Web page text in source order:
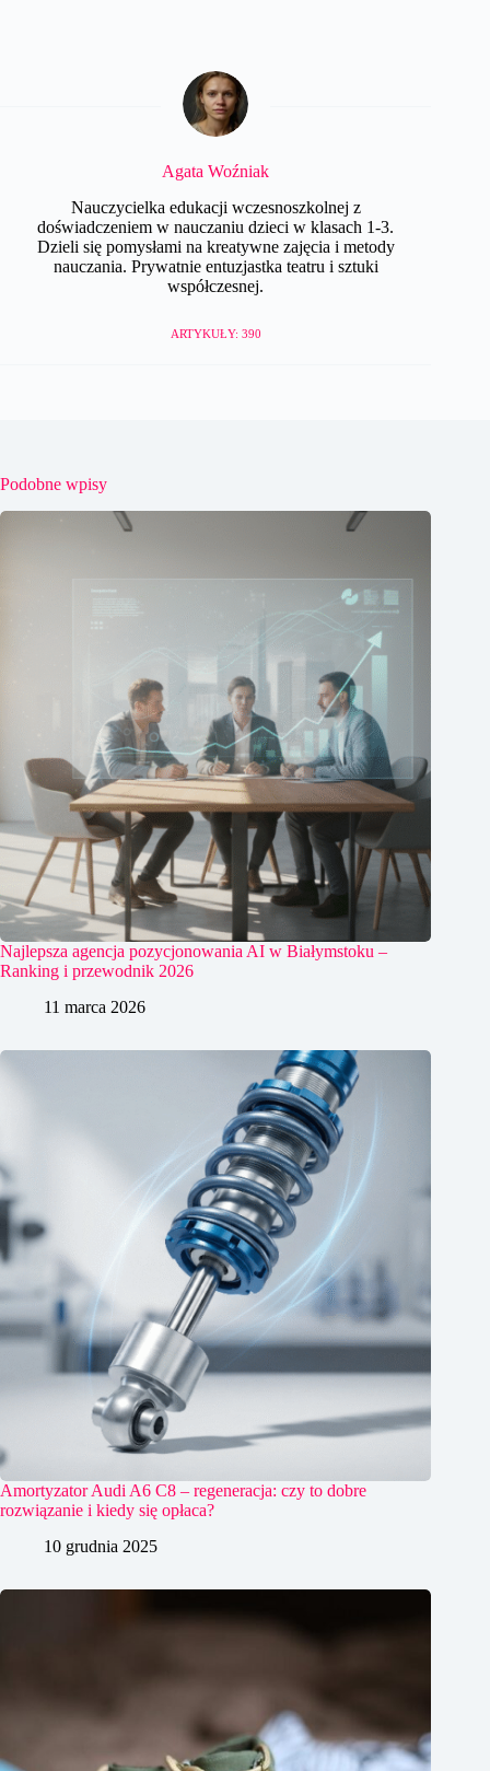
Agata Woźniak
Nauczycielka edukacji wczesnoszkolnej z
doświadczeniem w nauczaniu dzieci w klasach 1-3.
Dzieli się pomysłami na kreatywne zajęcia i metody
nauczania. Prywatnie entuzjastka teatru i sztuki
współczesnej.
ARTYKUŁY: 390
Podobne wpisy
Najlepsza agencja pozycjonowania AI w Białymstoku –
Ranking i przewodnik 2026
11 marca 2026
Amortyzator Audi A6 C8 – regeneracja: czy to dobre
rozwiązanie i kiedy się opłaca?
10 grudnia 2025